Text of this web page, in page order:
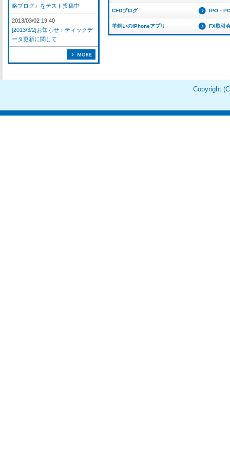
CFDブログ IPO・
羊飼いのiPhoneアプリ FX取引
略ブログ』をテスト投稿中
2013/03/02 19:40
[2013/3/2]お知らせ：ティックデ
ータ更新に関して
Copyright